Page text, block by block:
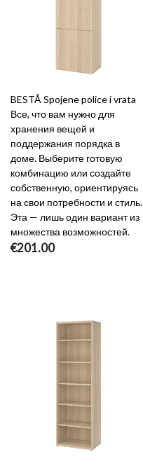
BESTÅ Spojene police i vrata
Все, что вам нужно для
хранения вещей и
поддержания порядка в
доме. Выберите готовую
комбинацию или создайте
собственную, ориентируясь
на свои потребности и стиль.
Эта — лишь один вариант из
множества возможностей.
€201.00